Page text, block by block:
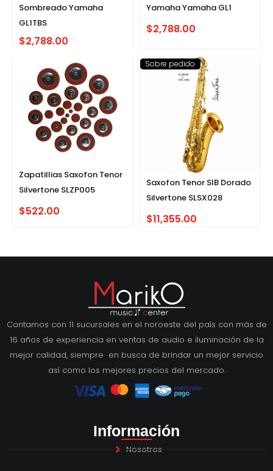
Sombreado Yamaha
GL1TBS
$2,788.00
Yamaha Yamaha GL1
$2,788.00
Zapatillias Saxofon Tenor
Silvertone SLZP005
$522.00
Sobre pedido
Saxofon Tenor SIB Dorado
Silvertone SLSX028
$11,355.00
Contamos con 11 sucursales en el noroeste del país con más de
16 años de experiencia en ventas de audio e iluminación de la
mejor calidad, siempre en busca de brindar un mejor servicio
así como los mejores precios del mercado.
Información
Nosotros